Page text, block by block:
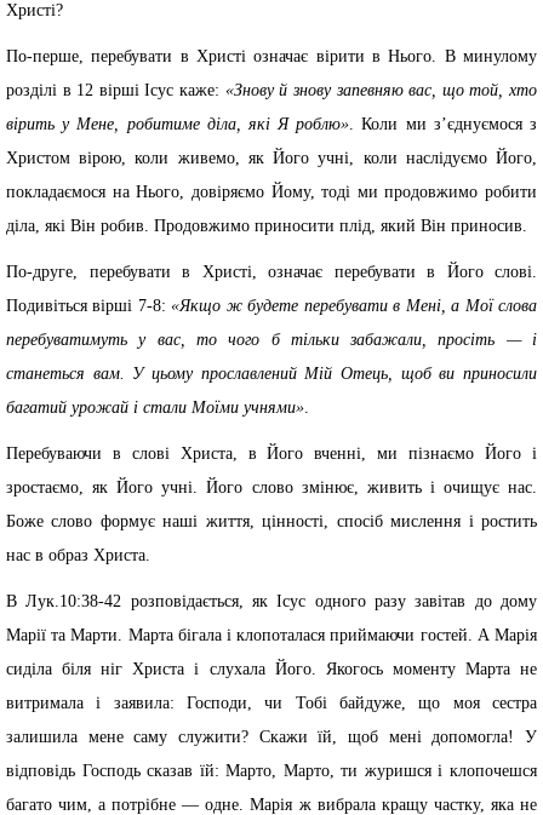
Христі?
По-перше, перебувати в Христі означає вірити в Нього. В минулому
розділі в 12 вірші Ісус каже: «Знову й знову запевняю вас, що той, хто
вірить у Мене, робитиме діла, які Я роблю» . Коли ми з’єднуємося з
Христом вірою, коли живемо, як Його учні, коли наслідуємо Його,
покладаємося на Нього, довіряємо Йому, тоді ми продовжимо робити
діла, які Він робив. Продовжимо приносити плід, який Він приносив.
По-друге, перебувати в Христі, означає перебувати в Його слові.
Подивіться вірші 7-8:«Якщо ж будете перебувати в Мені, а Мої слова
перебуватимуть у вас, то чого б тільки забажали, просіть — і
станеться вам. У цьому прославлений Мій Отець, щоб ви приносили
багатий урожай і стали Моїми учнями»
Перебуваючи в слові Христа, в Його вченні, ми пізнаємо Його і
зростаємо, як Його учні. Його слово змінює, живить і очищує нас.
Боже слово формує наші життя, цінності, спосіб мислення і ростить
нас в образ Христа.
В Лук.10:38-42 розповідається, як Ісус одного разу завітав до дому
Марії та Марти. Марта бігала і клопоталася приймаючи гостей. А Марія
сиділа біля ніг Христа і слухала Його. Якогось моменту Марта не
витримала і заявила: Господи, чи Тобі байдуже, що моя сестра
залишила мене саму служити? Скажи їй, щоб мені допомогла! У
відповідь Господь сказав їй: Марто, Марто, ти журишся і клопочешся
багато чим, а потрібне — одне. Марія ж вибрала кращу частку, яка не